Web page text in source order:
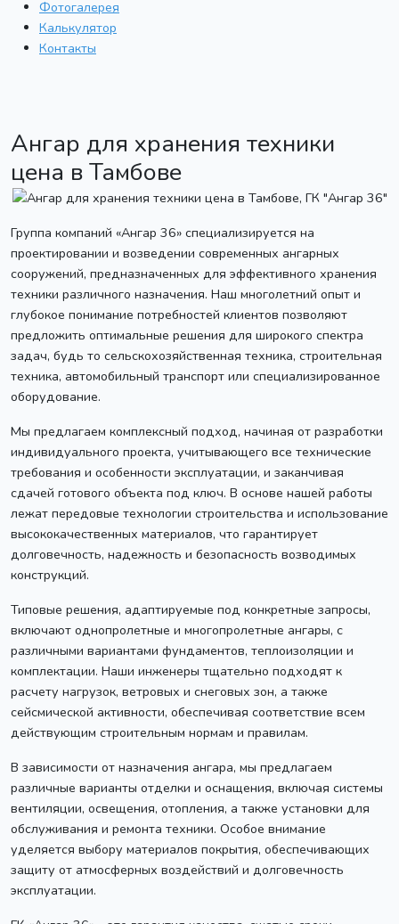
Фотогалерея
Калькулятор
Контакты
Ангар для хранения техники
цена в Тамбове
Группа компаний «Ангар 36» специализируется на
проектировании и возведении современных ангарных
сооружений, предназначенных для эффективного хранения
техники различного назначения. Наш многолетний опыт и
глубокое понимание потребностей клиентов позволяют
предложить оптимальные решения для широкого спектра
задач, будь то сельскохозяйственная техника, строительная
техника, автомобильный транспорт или специализированное
оборудование.
Мы предлагаем комплексный подход, начиная от разработки
индивидуального проекта, учитывающего все технические
требования и особенности эксплуатации, и заканчивая
сдачей готового объекта под ключ. В основе нашей работы
лежат передовые технологии строительства и использование
высококачественных материалов, что гарантирует
долговечность, надежность и безопасность возводимых
конструкций.
Типовые решения, адаптируемые под конкретные запросы,
включают однопролетные и многопролетные ангары, с
различными вариантами фундаментов, теплоизоляции и
комплектации. Наши инженеры тщательно подходят к
расчету нагрузок, ветровых и снеговых зон, а также
сейсмической активности, обеспечивая соответствие всем
действующим строительным нормам и правилам.
В зависимости от назначения ангара, мы предлагаем
различные варианты отделки и оснащения, включая системы
вентиляции, освещения, отопления, а также установки для
обслуживания и ремонта техники. Особое внимание
уделяется выбору материалов покрытия, обеспечивающих
защиту от атмосферных воздействий и долговечность
эксплуатации.